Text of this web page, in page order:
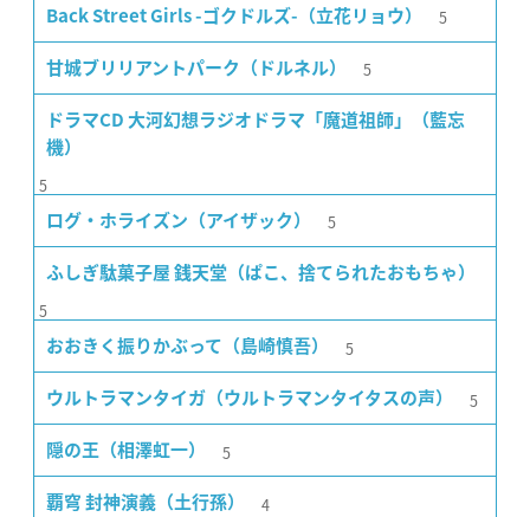
Back Street Girls -ゴクドルズ-（立花リョウ） 5
甘城ブリリアントパーク（ドルネル） 5
ドラマCD 大河幻想ラジオドラマ「魔道祖師」（藍忘
機）
5
ログ・ホライズン（アイザック） 5
ふしぎ駄菓子屋 銭天堂（ぱこ、捨てられたおもちゃ）
5
おおきく振りかぶって（島崎慎吾） 5
ウルトラマンタイガ（ウルトラマンタイタスの声） 5
隠の王（相澤虹一） 5
覇穹 封神演義（土行孫） 4